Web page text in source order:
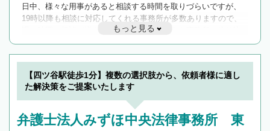
日中、様々な用事があると相談する時間を取りづらいですが、
19時以降も相談に対応してくれる事務所が多数ありますので、
遅い時間の相談が増えそうな場合はそのような事務所に絞り込
んで検索してみましょう。
19時以降TEL可の条件
を加えて再検索
もっと見る
【四ツ谷駅徒歩1分】複数の選択肢から、依頼者様に適し
た解決策をご提案いたします
弁護士法人みずほ中央法律事務所 東